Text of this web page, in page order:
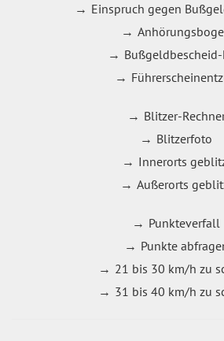
Einspruch gegen
Blitzer-
Blitzerfoto
Innerorts
Außerorts
Punkteverfall
Punkte
21 bis 30 km/h zu
31 bis 40 km/h zu